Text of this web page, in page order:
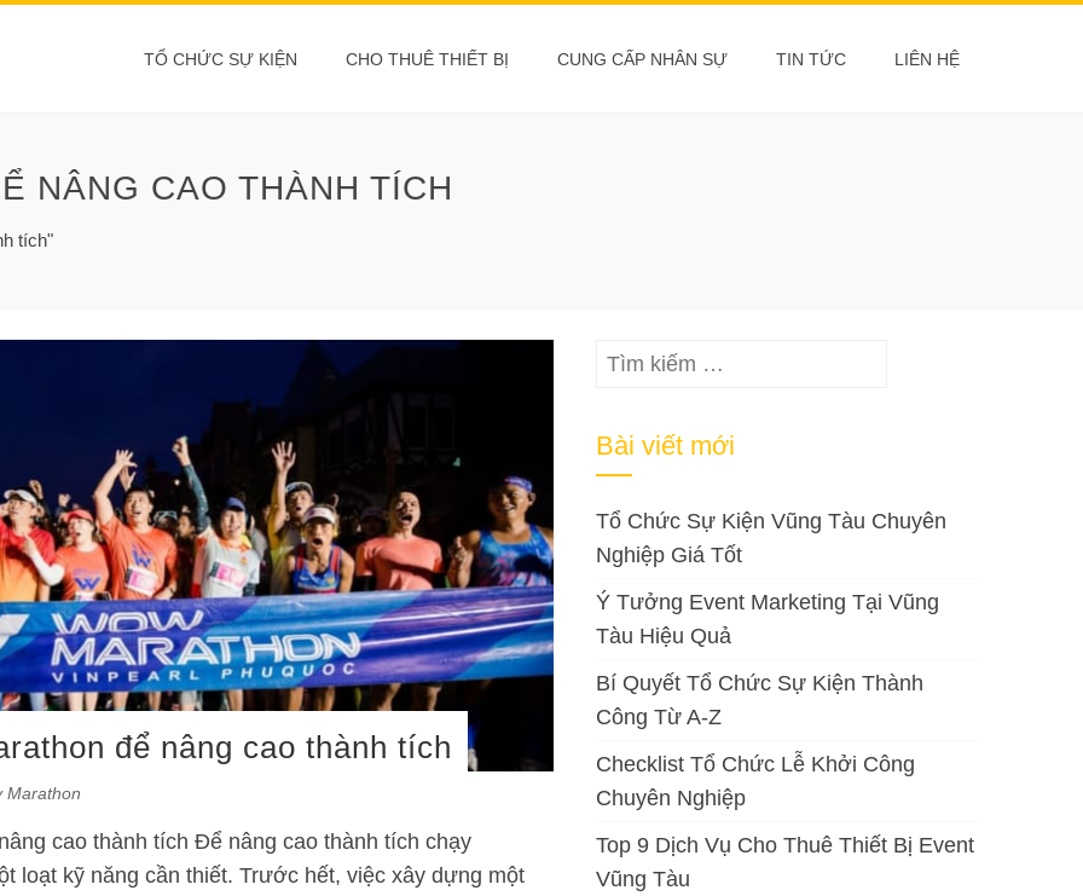
TỔ CHỨC SỰ KIỆN CHO THUÊ THIẾT BỊ CUNG CẤP NHÂN SỰ TIN TỨC LIÊN HỆ
NÂNG CAO THÀNH TÍCH
tích"
để nâng cao thành tích
Marathon
cao thành tích Để nâng cao thành tích chạy
loạt kỹ năng cần thiết. Trước hết, việc xây dựng một
Tìm
Bài viết mới
Tổ Chức Sự Kiện Vũng Tàu Chuyên
Nghiệp Giá Tốt
Ý Tưởng Event Marketing Tại Vũng
Tàu Hiệu Quả
Bí Quyết Tổ Chức Sự Kiện Thành
Công Từ A-Z
Checklist Tổ Chức Lễ Khởi Công
Chuyên Nghiệp
Top 9 Dịch Vụ Cho Thuê Thiết Bị Event
Vũng Tàu